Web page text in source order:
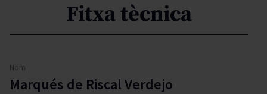
Fitxa tècnica
Nom
Marqués de Riscal Verdejo